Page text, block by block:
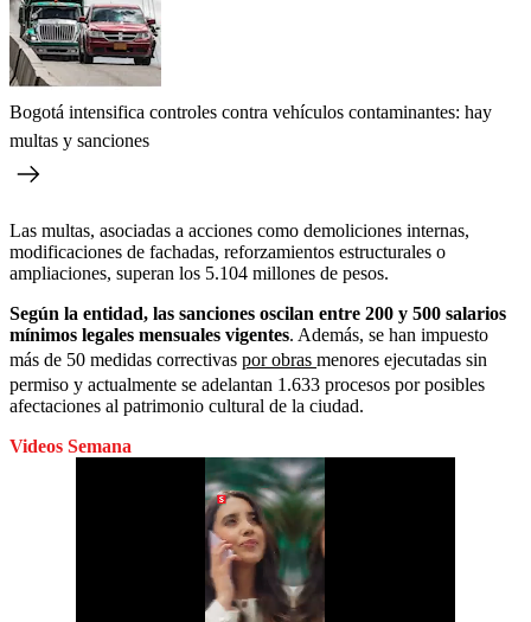
Bogotá intensifica controles contra vehículos contaminantes: hay
multas y sanciones
Las multas, asociadas a acciones como demoliciones internas,
modificaciones de fachadas, reforzamientos estructurales o
ampliaciones, superan los 5.104 millones de pesos.
Según la entidad, las sanciones oscilan entre 200 y 500 salarios
mínimos legales mensuales vigentes. Además, se han impuesto
más de 50 medidas correctivas por obras menores ejecutadas sin
permiso y actualmente se adelantan 1.633 procesos por posibles
afectaciones al patrimonio cultural de la ciudad.
Videos Semana